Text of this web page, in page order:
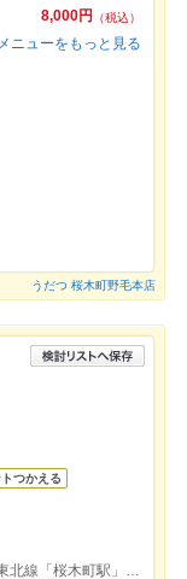
8,000円
（税込）
ニューをもっと見る
うだつ 桜木町野毛本店
つかえる
ＪＲ・横浜市営地下鉄「桜木町駅」の改札から徒歩2分JR京浜東北線「桜木町駅」改札から徒歩5分